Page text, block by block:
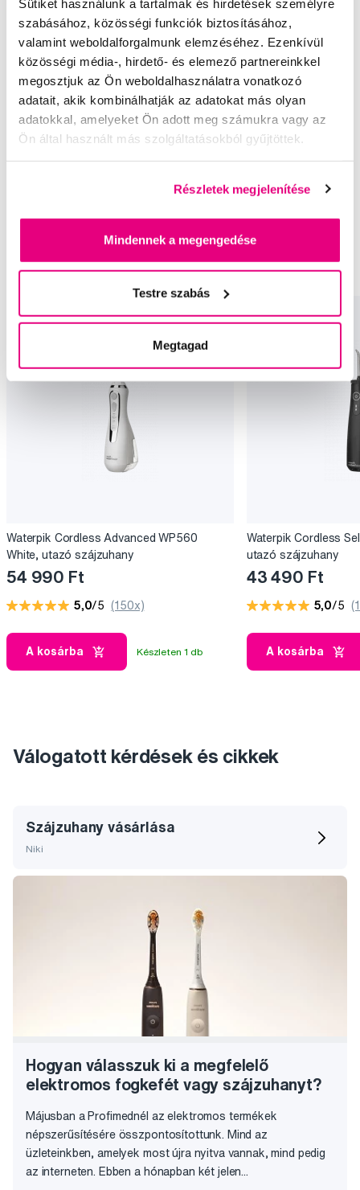
Sütiket használunk a tartalmak és hirdetések személyre
szabásához, közösségi funkciók biztosításához,
valamint weboldalforgalmunk elemzéséhez. Ezenkívül
közösségi média-, hirdető- és elemező partnereinkkel
megosztjuk az Ön weboldalhasználatra vonatkozó
adatait, akik kombinálhatják az adatokat más olyan
adatokkal, amelyeket Ön adott meg számukra vagy az
Ön által használt más szolgáltatásokból gyűjtöttek.
Részletek megjelenítése
Mindennek a megengedése
Testre szabás
Megtagad
Értékelés
Ajánlott termékek
Utazó szájzuhanyok
Szájzuhanyok felnőtteknek Waterpik
Waterpik Cordless Advanced WP560
White, utazó szájzuhany
54 990 Ft
5,0/5 (150x)
A kosárba Készleten 1 db
Waterpik Cordless
utazó szájzuhany
43 490 Ft
5,0/5
A kosárba
Válogatott kérdések és cikkek
Szájzuhany vásárlása
Niki
Hogyan válasszuk ki a megfelelő
elektromos fogkefét vagy szájzuhanyt?
Májusban a Profimednél az elektromos termékek
népszerűsítésére összpontosítottunk. Mind az
üzleteinkben, amelyek most újra nyitva vannak, mind pedig
az interneten. Ebben a hónapban két jelen...